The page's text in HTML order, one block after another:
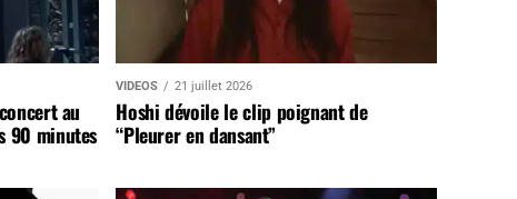
au
90 minutes
VIDEOS 21 juillet 2026
Hoshi dévoile le clip poignant de
“Pleurer en dansant”